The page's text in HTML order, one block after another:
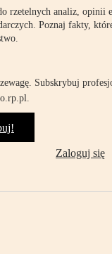
rzetelnych analiz, opinii
Poznaj fakty,
Subskrybuj
Zaloguj się